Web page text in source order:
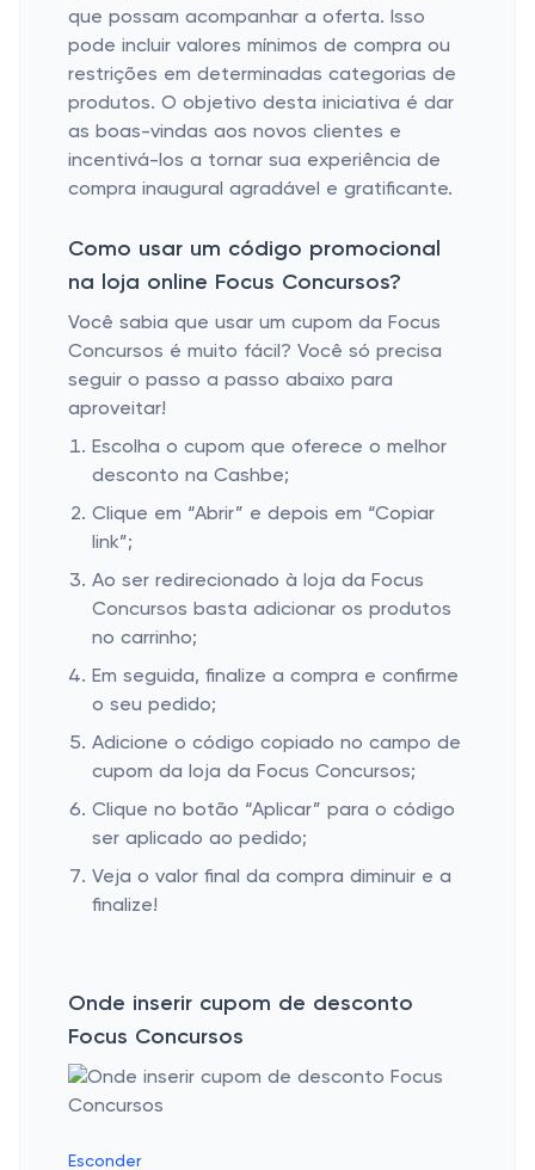
que possam acompanhar a oferta. Isso
pode incluir valores mínimos de compra ou
restrições em determinadas categorias de
produtos. O objetivo desta iniciativa é dar
as boas-vindas aos novos clientes e
incentivá-los a tornar sua experiência de
compra inaugural agradável e gratificante.
Como usar um código promocional
na loja online Focus Concursos?
Você sabia que usar um cupom da Focus
Concursos é muito fácil? Você só precisa
seguir o passo a passo abaixo para
aproveitar!
Escolha o cupom que oferece o melhor
desconto na Cashbe;
Clique em “Abrir” e depois em “Copiar
link”;
Ao ser redirecionado à loja da Focus
Concursos basta adicionar os produtos
no carrinho;
Em seguida, finalize a compra e confirme
o seu pedido;
Adicione o código copiado no campo de
cupom da loja da Focus Concursos;
Clique no botão “Aplicar” para o código
ser aplicado ao pedido;
Veja o valor final da compra diminuir e a
finalize!
Onde inserir cupom de desconto
Focus Concursos
Esconder